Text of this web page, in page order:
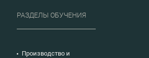
РАЗДЕЛЫ ОБУЧЕНИЯ
Производство и